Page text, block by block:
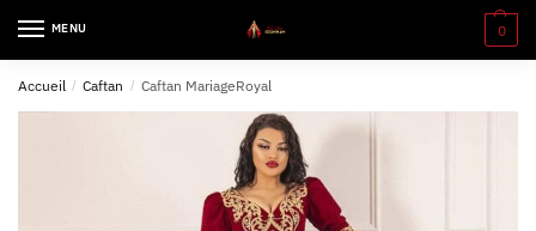
MENU 0
Accueil / Caftan / Caftan MariageRoyal